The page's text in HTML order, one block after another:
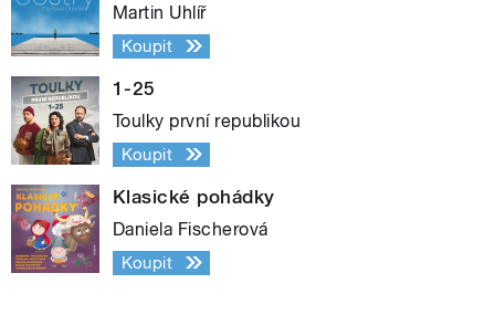
Martin Uhlíř
Koupit
1-25
Toulky první republikou
Koupit
Klasické pohádky
Daniela Fischerová
Koupit